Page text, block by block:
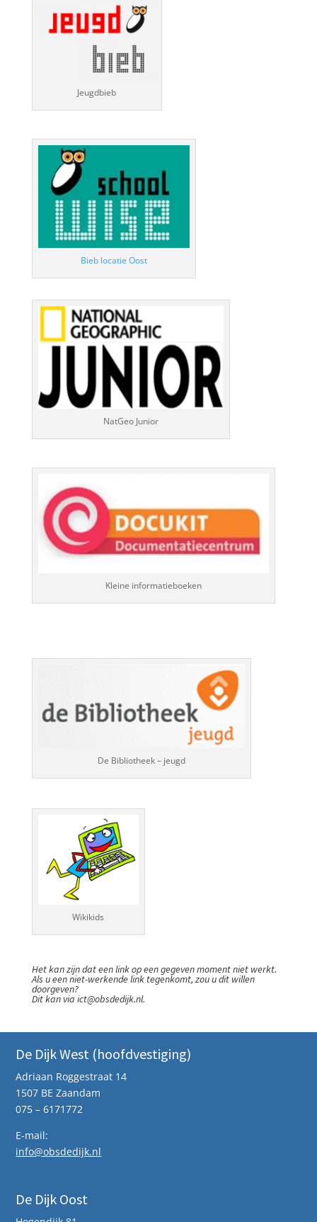
Jeugdbieb
Bieb locatie Oost
NatGeo Junior
Kleine informatieboeken
De Bibliotheek – jeugd
Wikikids
Het kan zijn dat een link op een gegeven moment niet werkt.
Als u een niet-werkende link tegenkomt, zou u dit willen
doorgeven?
Dit kan via ict@obsdedijk.nl.
De Dijk West (hoofdvestiging)
Adriaan Roggestraat 14
1507 BE Zaandam
075 – 6171772
E-mail:
info@obsdedijk.nl
De Dijk Oost